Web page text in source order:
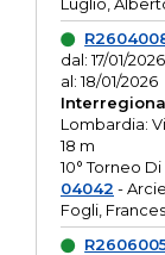
dal: 17/01/2026
al: 18/01/2026
Lombardia:
18 m
10° Torneo
04042 -
Fogli,